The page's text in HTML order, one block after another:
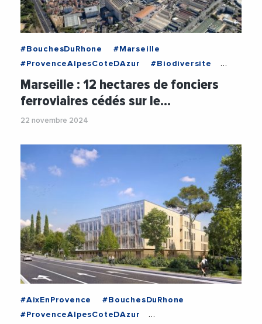
#BouchesDuRhone
#Marseille
#ProvenceAlpesCoteDAzur
#Biodiversite
#Ecologie
#Environnement
#Euromediterranee
#LaureAgnesCARADEC
#TransitionEcologique
#Urbanisme
Marseille : 12 hectares de fonciers
ferroviaires cédés sur le…
22 novembre 2024
#AixEnProvence
#BouchesDuRhone
#ProvenceAlpesCoteDAzur